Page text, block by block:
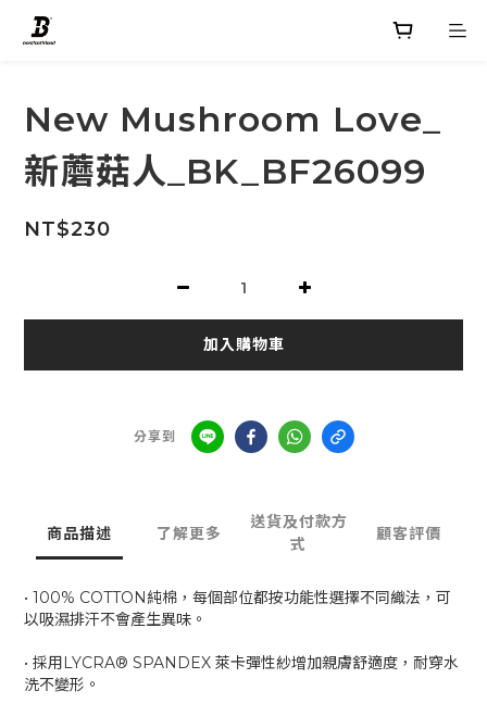
New Mushroom Love_
新蘑菇人_BK_BF26099
NT$230
加入購物車
分享到
商品描述 了解更多
送貨及付款方
式
顧客評價
• 100% COTTON純棉，每個部位都按功能性選擇不同織法，可
以吸濕排汗不會產生異味。
• 採用LYCRA® SPANDEX 萊卡彈性紗增加親膚舒適度，耐穿水
洗不變形。